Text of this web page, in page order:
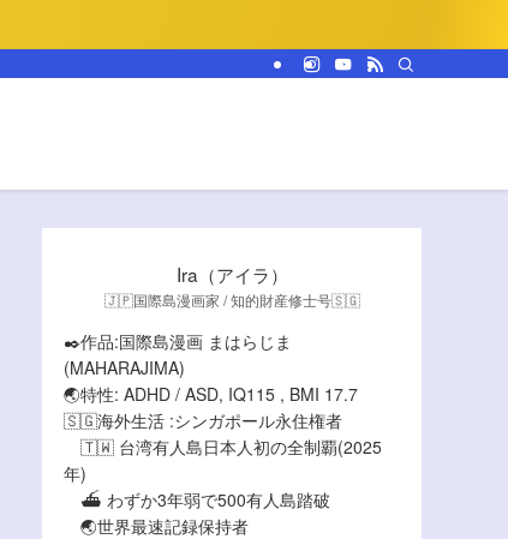
Ira（アイラ）
🇯🇵国際島漫画家 / 知的財産修士号🇸🇬
✒️作品:国際島漫画 まはらじま
(MAHARAJIMA)
🌏特性: ADHD / ASD, IQ115 , BMI 17.7
🇸🇬海外生活 :シンガポール永住権者
🇹🇼 台湾有人島日本人初の全制覇(2025
年)
⛴️ わずか3年弱で500有人島踏破
🌏世界最速記録保持者